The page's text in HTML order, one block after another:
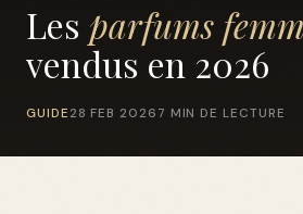
Les parfums
vendus en 2026
GUIDE 28 FEB 2026 7 MIN DE LECTURE